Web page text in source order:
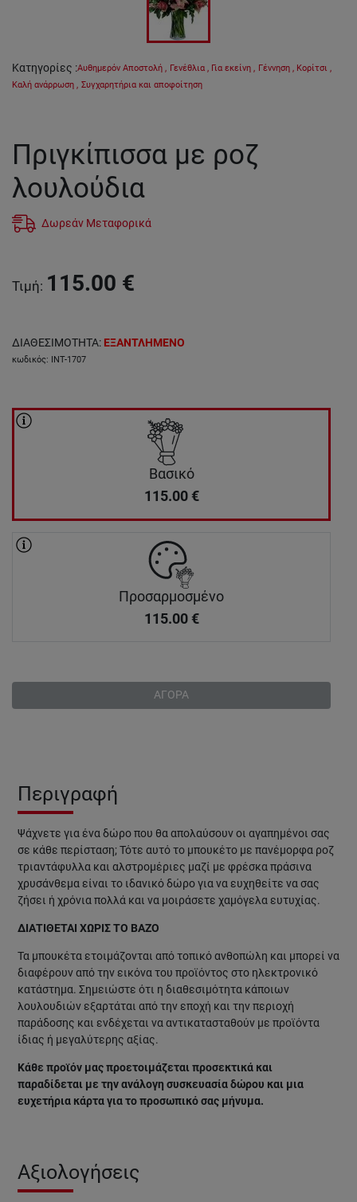
Κατηγορίες :Αυθημερόν Αποστολή , Γενέθλια , Για εκείνη , Γέννηση , Κορίτσι ,
Καλή ανάρρωση , Συγχαρητήρια και αποφοίτηση
Πριγκίπισσα με ροζ
λουλούδια
Δωρεάν Μεταφορικά
Τιμή: 115.00 €
ΔΙΑΘΕΣΙΜΟΤΗΤΑ: ΕΞΑΝΤΛΗΜΕΝΟ
κωδικός: INT-1707
Βασικό
115.00 €
Προσαρμοσμένο
115.00 €
ΑΓΟΡΑ
Περιγραφή
Ψάχνετε για ένα δώρο που θα απολαύσουν οι αγαπημένοι σας
σε κάθε περίσταση; Τότε αυτό το μπουκέτο με πανέμορφα ροζ
τριαντάφυλλα και αλστρομέριες μαζί με φρέσκα πράσινα
χρυσάνθεμα είναι το ιδανικό δώρο για να ευχηθείτε να σας
ζήσει ή χρόνια πολλά και να μοιράσετε χαμόγελα ευτυχίας.
ΔΙΑΤΙΘΕΤΑΙ ΧΩΡΙΣ ΤΟ ΒΑΖΟ
Τα μπουκέτα ετοιμάζονται από τοπικό ανθοπώλη και μπορεί να
διαφέρουν από την εικόνα του προϊόντος στο ηλεκτρονικό
κατάστημα. Σημειώστε ότι η διαθεσιμότητα κάποιων
λουλουδιών εξαρτάται από την εποχή και την περιοχή
παράδοσης και ενδέχεται να αντικατασταθούν με προϊόντα
ίδιας ή μεγαλύτερης αξίας.
Κάθε προϊόν μας προετοιμάζεται προσεκτικά και
παραδίδεται με την ανάλογη συσκευασία δώρου και μια
ευχετήρια κάρτα για το προσωπικό σας μήνυμα.
Αξιολογήσεις